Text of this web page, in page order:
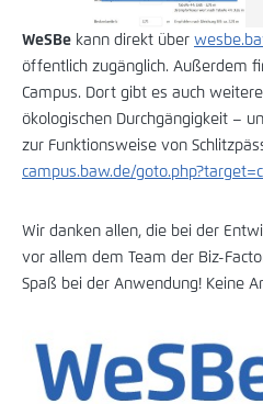
WeSBe kann direkt über
öffentlich zugänglich. Außerdem
Campus. Dort gibt es auch
ökologischen Durchgängigkeit –
zur Funktionsweise von
campus.baw.de/
Wir danken allen, die bei der
vor allem dem Team der Biz-
Spaß bei der Anwendung! Keine